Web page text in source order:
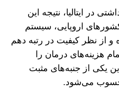
در ایتالیا، نتیجه این
اروپایی، سیستم
و از نظر کیفیت در رتبه دهم
هزینه‌های درمان را
یکی از جنبه‌های مثبت
محسوب می‌شود.